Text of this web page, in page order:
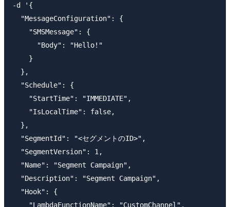
-d '{
  "MessageConfiguration": {
    "SMSMessage": {
      "Body": "Hello!"
    }
  },
  "Schedule": {
    "StartTime": "IMMEDIATE",
    "IsLocalTime": false,
  },
  "SegmentId": "<セグメントのID>",
  "SegmentVersion": 1,
  "Name": "Segment Campaign",
  "Description": "Segment Campaign",
  "Hook": {
    "LambdaFunctionName": "CustomChannel",